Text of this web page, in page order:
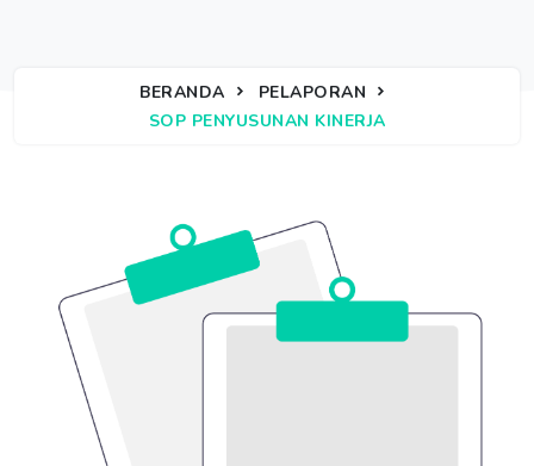
BERANDA
PELAPORAN
SOP PENYUSUNAN KINERJA